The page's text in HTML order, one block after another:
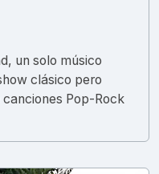
un solo músico
clásico pero
Pop-Rock